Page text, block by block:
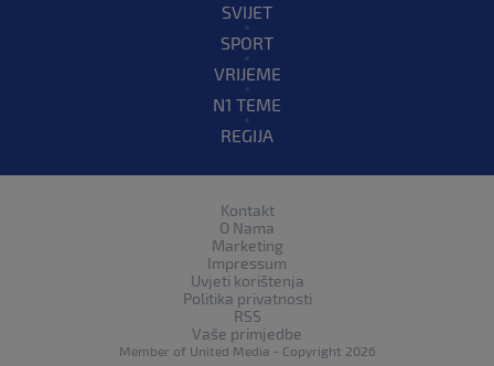
SVIJET
SPORT
VRIJEME
N1 TEME
REGIJA
Kontakt
O Nama
Marketing
Impressum
Uvjeti korištenja
Politika privatnosti
RSS
Vaše primjedbe
Member of United Media - Copyright 2026